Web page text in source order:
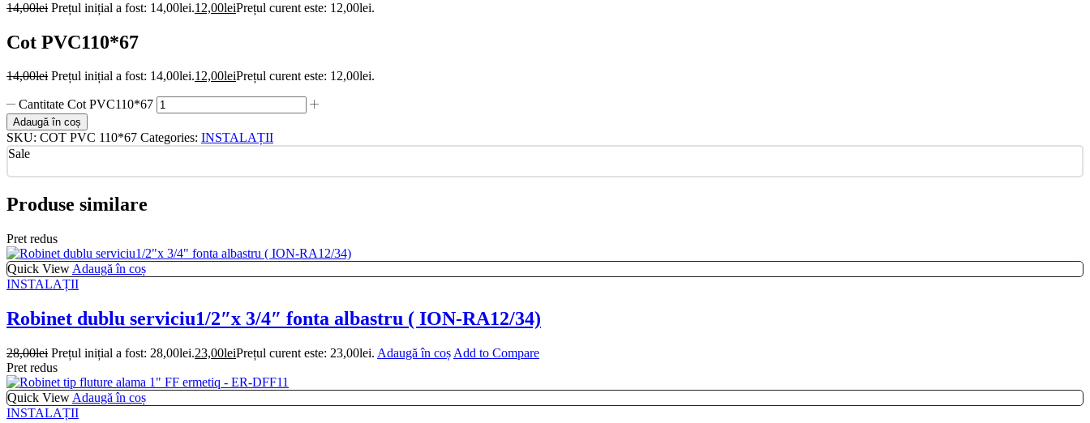
14,00lei Prețul inițial a fost: 14,00lei.12,00leiPrețul curent este: 12,00lei.
Cot PVC110*67
14,00lei Prețul inițial a fost: 14,00lei.12,00leiPrețul curent este: 12,00lei.
Cantitate Cot PVC110*67
Adaugă în coș
SKU: COT PVC 110*67 Categories: INSTALAȚII
Sale
Produse similare
Pret redus
Quick View Adaugă în coș
INSTALAȚII
Robinet dublu serviciu1/2″x 3/4″ fonta albastru ( ION-RA12/34)
28,00lei Prețul inițial a fost: 28,00lei.23,00leiPrețul curent este: 23,00lei. Adaugă în coș Add to Compare
Pret redus
Quick View Adaugă în coș
INSTALAȚII